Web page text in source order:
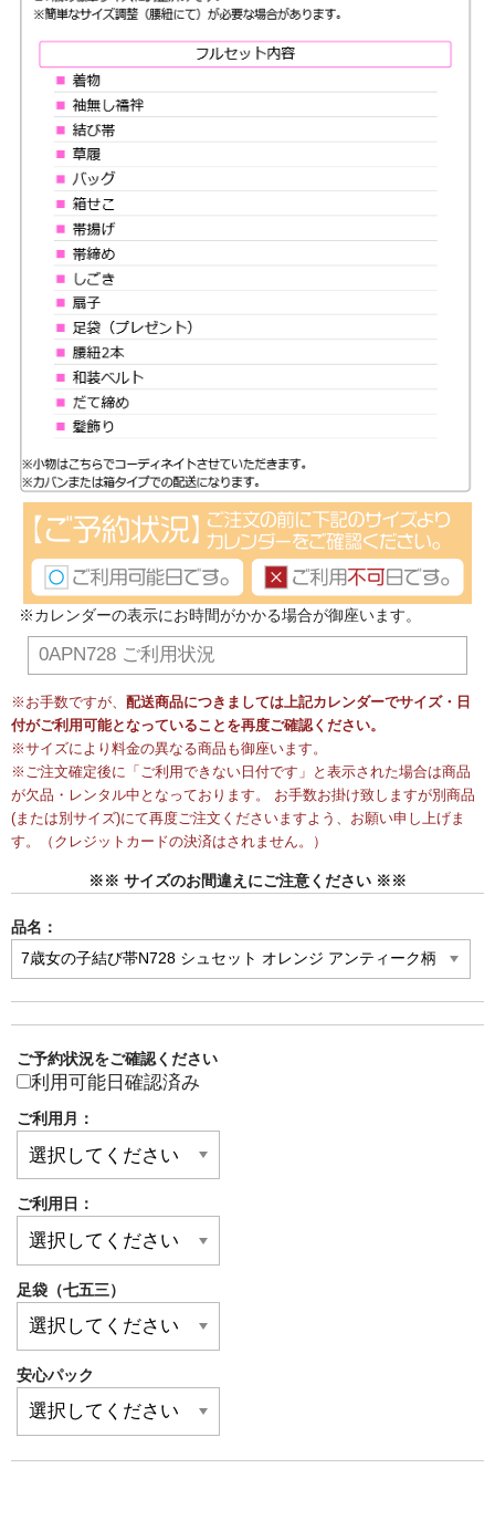
※カレンダーの表示にお時間がかかる場合が御座います。
0APN728 ご利用状況
※お手数ですが、 配送商品につきましては上記カレンダーでサイズ・日
付がご利用可能となっていることを再度ご確認ください。
※サイズにより料金の異なる商品も御座います。
※ご注文確定後に「ご利用できない日付です」と表示された場合は商品
が欠品・レンタル中となっております。 お手数お掛け致しますが別商品
(または別サイズ)にて再度ご注文くださいますよう、お願い申し上げま
す。（クレジットカードの決済はされません。）
※※ サイズのお間違えにご注意ください ※※
品名：
ご予約状況をご確認ください
利用可能日確認済み
ご利用月：
ご利用日：
足袋（七五三）
安心パック